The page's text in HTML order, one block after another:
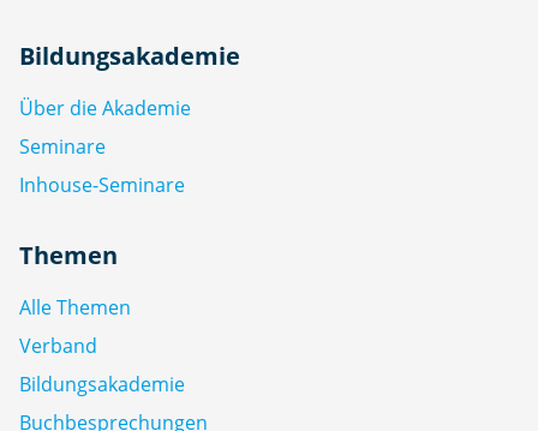
Bildungsakademie
Über die Akademie
Seminare
Inhouse-Seminare
Themen
Alle Themen
Verband
Bildungsakademie
Buchbesprechungen